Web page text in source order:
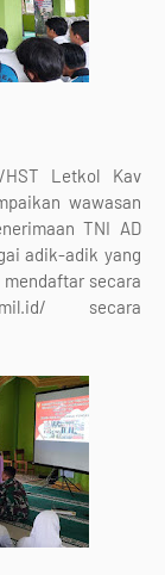
HST Letkol Kav
wawasan
TNI AD
adik-adik yang
secara
secara